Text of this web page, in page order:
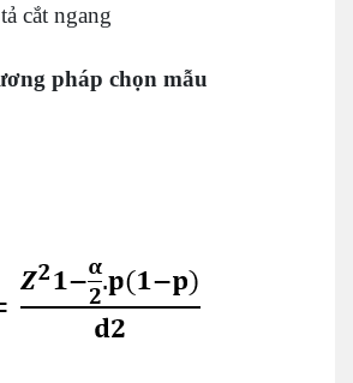
cắt ngang
pháp chọn mẫu